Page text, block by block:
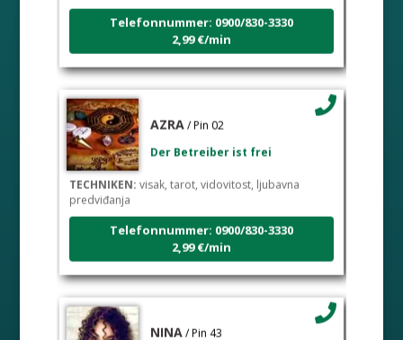
Telefonnummer: 0900/830-3330
2,99 €/min
AZRA / Pin 02
Der Betreiber ist frei
TECHNIKEN: visak, tarot, vidovitost, ljubavna
predviđanja
Telefonnummer: 0900/830-3330
2,99 €/min
NINA / Pin 43